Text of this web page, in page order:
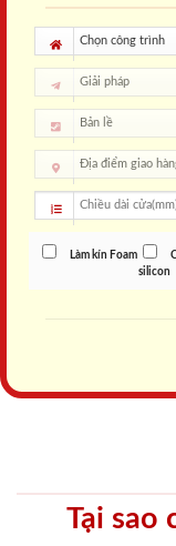
Làm kín Foam
silicon
Tại sao